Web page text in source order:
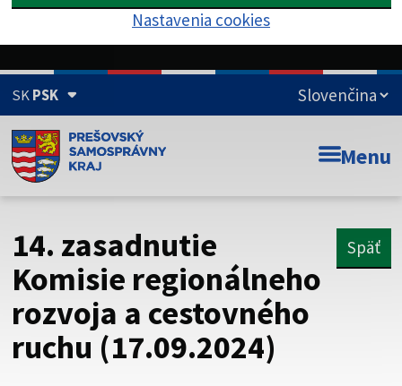
Nastavenia cookies
SKPSK
Doména psk.sk je oficiálna
Toto je oficiálna webová stránka Prešovského
Táto stránka je zabezpečená
Buďte pozorní a vždy sa uistite, že zdieľate informácie iba
cez zabezpečenú webovú stránku. Zabezpečená stránka
vždy začína https:// pred názvom domény webového sídla.
Menu
14. zasadnutie
Komisie regionálneho
rozvoja a cestovného
ruchu (17.09.2024)
Späť